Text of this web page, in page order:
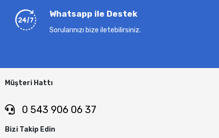
Whatsapp ile Destek
Sorularınızı bize iletebilirsiniz.
Müşteri Hattı
0 543 906 06 37
Bizi Takip Edin